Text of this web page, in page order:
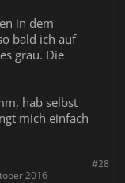
in dem
bald ich auf
grau. Die
hab selbst
mich einfach
#28
2016